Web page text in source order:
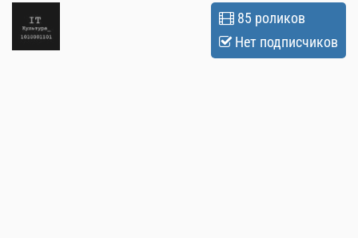
85 роликов
Нет подписчиков